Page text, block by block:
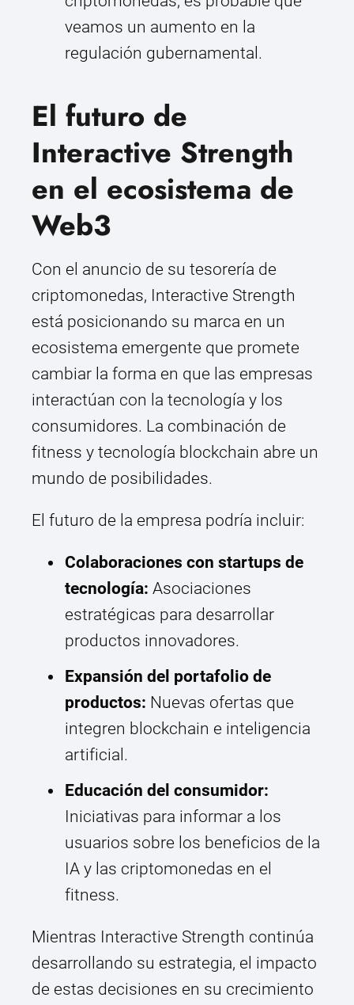
veamos un aumento en la
regulación gubernamental.
El futuro de
Interactive Strength
en el ecosistema de
Web3
Con el anuncio de su tesorería de
criptomonedas, Interactive Strength
está posicionando su marca en un
ecosistema emergente que promete
cambiar la forma en que las empresas
interactúan con la tecnología y los
consumidores. La combinación de
fitness y tecnología blockchain abre un
mundo de posibilidades.
El futuro de la empresa podría incluir:
Colaboraciones con startups de
tecnología: Asociaciones
estratégicas para desarrollar
productos innovadores.
Expansión del portafolio de
productos: Nuevas ofertas que
integren blockchain e inteligencia
artificial.
Educación del consumidor:
Iniciativas para informar a los
usuarios sobre los beneficios de la
IA y las criptomonedas en el
fitness.
Mientras Interactive Strength continúa
desarrollando su estrategia, el impacto
de estas decisiones en su crecimiento